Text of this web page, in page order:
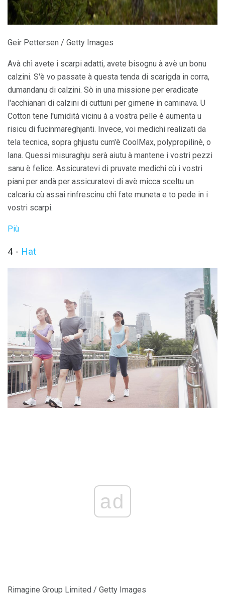
Geir Pettersen / Getty Images
Avà chì avete i scarpi adatti, avete bisognu à avè un bonu
calzini. S'è vo passate à questa tenda di scarigda in corra,
dumandanu di calzini. Sò in una missione per eradicate
l'acchianari di calzini di cuttuni per gimene in caminava. U
Cotton tene l'umidità vicinu à a vostra pelle è aumenta u
risicu di fucinmareghjanti. Invece, voi medichi realizati da
tela tecnica, sopra ghjustu cum'è CoolMax, polypropilinè, o
lana. Quessi misuraghju serà aiutu à mantene i vostri pezzi
sanu è felice. Assicuratevi di pruvate medichi cù i vostri
piani per andà per assicuratevi di avè micca sceltu un
calcariu cù assai rinfrescinu chì fate muneta e to pede in i
vostri scarpi.
Più
4 - Hat
ad
Rimagine Group Limited / Getty Images